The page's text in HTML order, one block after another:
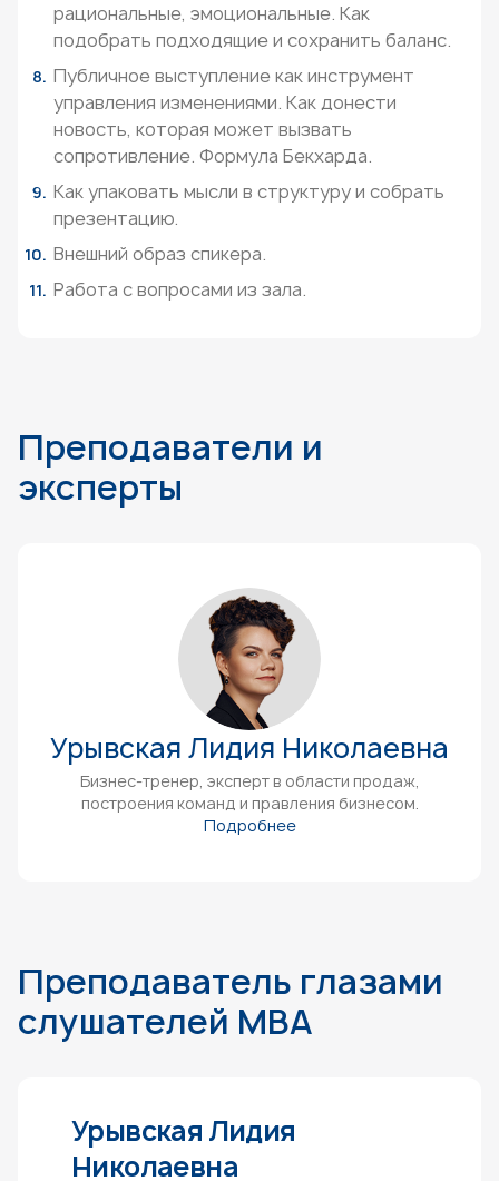
рациональные, эмоциональные. Как
подобрать подходящие и сохранить баланс.
Публичное выступление как инструмент
управления изменениями. Как донести
новость, которая может вызвать
сопротивление. Формула Бекхарда.
Как упаковать мысли в структуру и собрать
презентацию.
Внешний образ спикера.
Работа с вопросами из зала.
Преподаватели и
эксперты
Урывская Лидия Николаевна
Бизнес-тренер, эксперт в области продаж,
построения команд и правления бизнесом.
Подробнее
Преподаватель глазами
слушателей MBA
Урывская Лидия
Николаевна